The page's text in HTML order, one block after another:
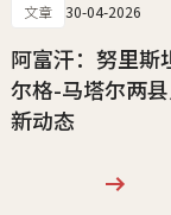
文章 30-04-2026
阿富汗：努里斯
尔格-马塔尔两
新动态